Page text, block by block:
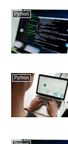
Python
Python